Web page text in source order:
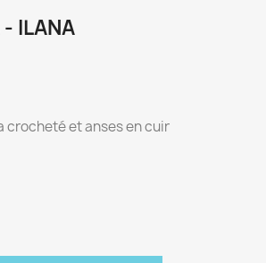
ILANA
crocheté et anses en cuir